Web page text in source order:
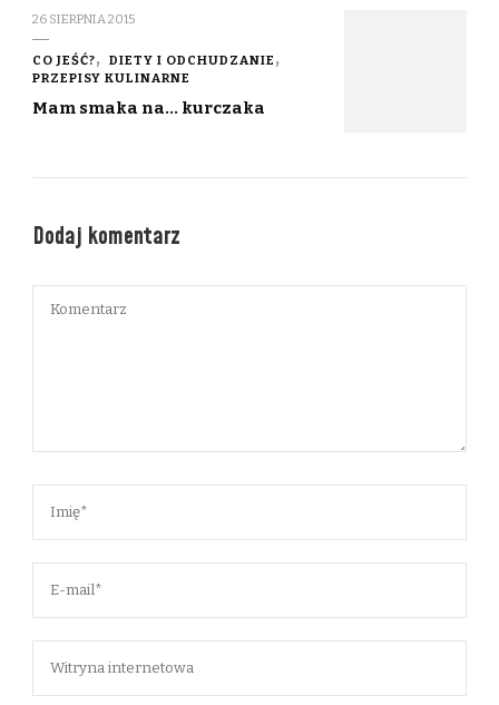
26 SIERPNIA 2015
CO JEŚĆ?
DIETY I ODCHUDZANIE
PRZEPISY KULINARNE
Mam smaka na… kurczaka
Dodaj komentarz